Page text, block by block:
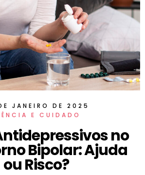
JANEIRO DE 2025
E CUIDADO
no
Bipolar: Ajuda
ou Risco?